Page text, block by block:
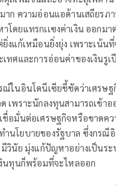
าก ความอ่อนแอด้านเสถียร
โดยแทรกเเซงค่าเงิน ออกม
งแก้เหมือนยิ่งยุ่ง เพราะเน้น
เทศและการอ่อนค่าของเงินรูเ
ณ์ในอินโดนีเซียชี้ชัดว่าเศรษฐ
เพราะนักลงทุนสามารถเข้า
ชื่อมั่นต่อเศรษฐกิจหรือขาดค
ำนโยบายของรัฐบาล ซึ่งกรณี
วินัย มุ่งแก้ปัญหาอย่างเป็นระ
นทุนก็พร้อมที่จะไหลออก